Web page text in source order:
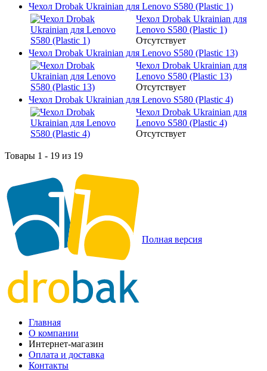
Чехол Drobak Ukrainian для Lenovo S580 (Plastic 1)
Чехол Drobak Ukrainian для
Lenovo S580 (Plastic 1)
Отсутствует
Чехол Drobak Ukrainian для Lenovo S580 (Plastic 13)
Чехол Drobak Ukrainian для
Lenovo S580 (Plastic 13)
Отсутствует
Чехол Drobak Ukrainian для Lenovo S580 (Plastic 4)
Чехол Drobak Ukrainian для
Lenovo S580 (Plastic 4)
Отсутствует
Товары 1 - 19 из 19
Полная версия
Главная
О компании
Интернет-магазин
Оплата и доставка
Контакты